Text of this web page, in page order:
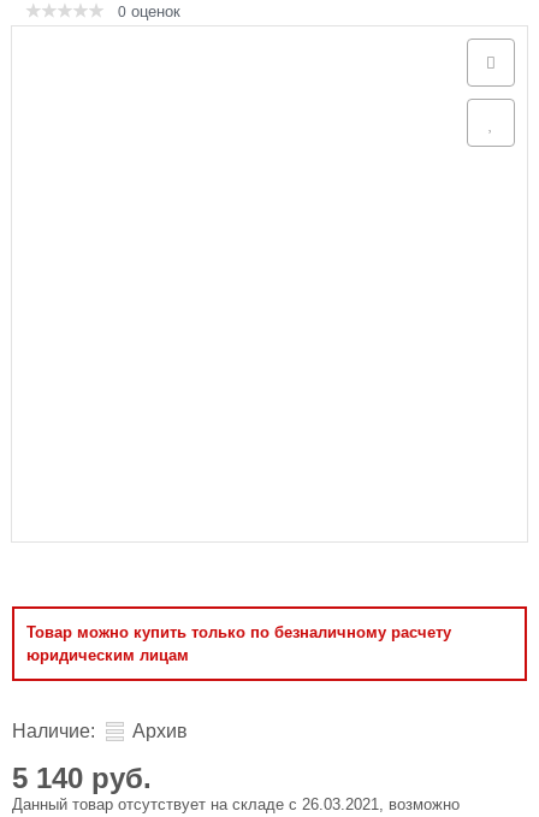
Товар можно купить только по безналичному расчету
юридическим лицам
0 оценок
Наличие: Архив
5 140 руб.
Данный товар отсутствует на складе с 26.03.2021, возможно
Серверы и СХД